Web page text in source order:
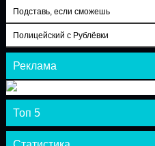
Подставь, если сможешь
Полицейский с Рублёвки
Реклама
Топ 5